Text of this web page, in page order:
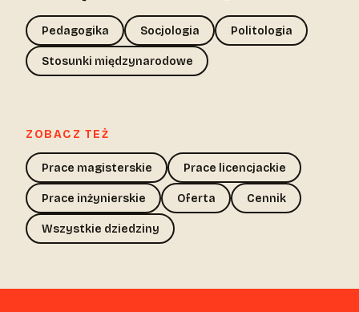
Pedagogika Socjologia Politologia
Stosunki międzynarodowe
ZOBACZ TEŻ
Prace magisterskie Prace licencjackie
Prace inżynierskie Oferta Cennik
Wszystkie dziedziny